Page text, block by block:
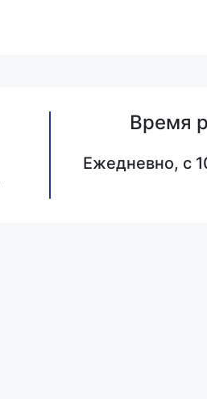
Время
Ежедневно, с